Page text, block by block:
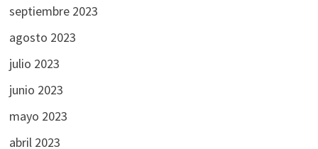
septiembre 2023
agosto 2023
julio 2023
junio 2023
mayo 2023
abril 2023